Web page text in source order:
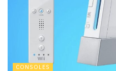
CONSOLES